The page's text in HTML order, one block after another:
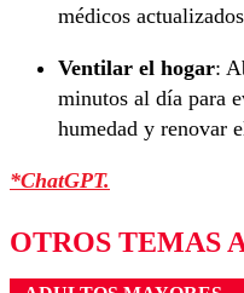
médicos
Ventilar el hogar:
minutos al día para
humedad y renovar
*ChatGPT.
OTROS TEMAS